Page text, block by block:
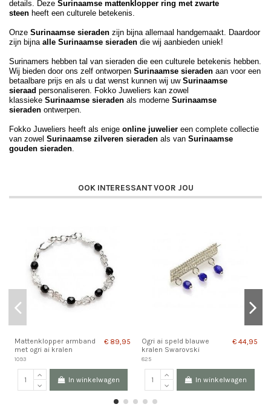
details. Deze Surinaamse mattenklopper ring met zwarte
steen heeft een culturele betekenis.
Onze Surinaamse sieraden zijn bijna allemaal handgemaakt. Daardoor
zijn bijna alle Surinaamse sieraden die wij aanbieden uniek!
Surinamers hebben tal van sieraden die een culturele betekenis hebben.
Wij bieden door ons zelf ontworpen Surinaamse sieraden aan voor een
betaalbare prijs en als u dat wenst kunnen wij uw Surinaamse
sieraad personaliseren. Fokko Juweliers kan zowel
klassieke Surinaamse sieraden als moderne Surinaamse
sieraden ontwerpen.
Fokko Juweliers heeft als enige online juwelier een complete collectie
van zowel Surinaamse zilveren sieraden als van Surinaamse
gouden sieraden
OOK INTERESSANT VOOR JOU
Mattenklopper armband
met ogri ai kralen
1093
€ 89,95
In winkelwagen
Ogri ai speld blauwe
kralen Swarovski
825
€ 44,95
In winkelwagen